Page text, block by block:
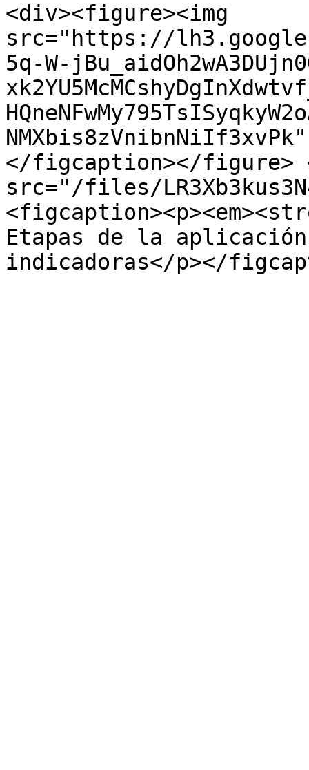
<div><figure><img
src="https://
5q-W-
</figcaption></figure>
src="/files/
Etapas de la